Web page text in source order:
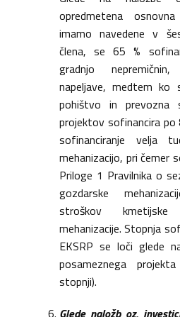
opredmetena
imamo navedene v
člena, se 65 %
gradnjo
napeljave, medtem ko
pohištvo in prevozna
projektov sofinancira
sofinanciranje velja
mehanizacijo, pri čemer
Priloge 1 Pravilnika o
gozdarske
stroškov
mehanizacije. Stopnja
EKSRP se loči glede
posameznega
stopnji).
Glede naložb oz.